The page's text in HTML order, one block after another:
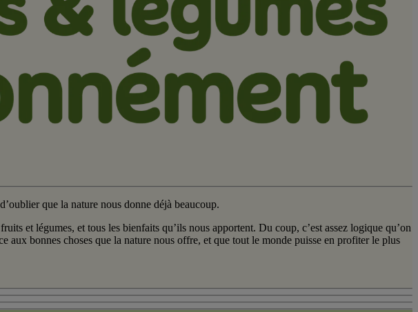
que la nature nous donne déjà beaucoup.​
et légumes, et tous les bienfaits qu’ils nous apportent. Du coup, c’est assez logique qu’on
aux bonnes choses que la nature nous offre, et que tout le monde puisse en profiter le plus